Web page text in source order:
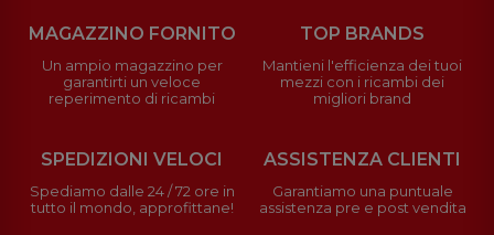
MAGAZZINO FORNITO
Un ampio magazzino per
garantirti un veloce
reperimento di ricambi
TOP BRANDS
Mantieni l'efficienza dei tuoi
mezzi con i ricambi dei
migliori brand
SPEDIZIONI VELOCI
Spediamo dalle 24 / 72 ore in
tutto il mondo, approfittane!
ASSISTENZA CLIENTI
Garantiamo una puntuale
assistenza pre e post vendita